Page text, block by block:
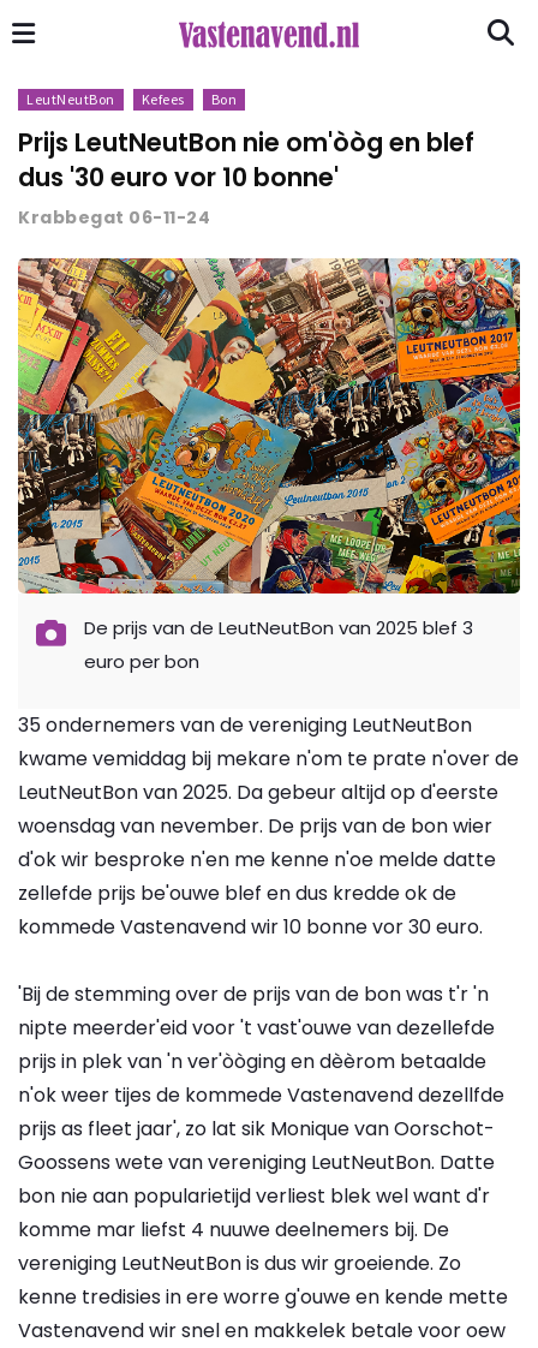
LeutNeutBon Kefees Bon
Prijs LeutNeutBon nie om'òòg en blef
dus '30 euro vor 10 bonne'
Krabbegat 06-11-24
De prijs van de LeutNeutBon van 2025 blef 3
euro per bon
35 ondernemers van de vereniging LeutNeutBon
kwame vemiddag bij mekare n'om te prate n'over de
LeutNeutBon van 2025. Da gebeur altijd op d'eerste
woensdag van nevember. De prijs van de bon wier
d'ok wir besproke n'en me kenne n'oe melde datte
zellefde prijs be'ouwe blef en dus kredde ok de
kommede Vastenavend wir 10 bonne vor 30 euro.
'Bij de stemming over de prijs van de bon was t'r 'n
nipte meerder'eid voor 't vast'ouwe van dezellefde
prijs in plek van 'n ver'òòging en dèèrom betaalde
n'ok weer tijes de kommede Vastenavend dezellfde
prijs as fleet jaar', zo lat sik Monique van Oorschot-
Goossens wete van vereniging LeutNeutBon. Datte
bon nie aan popularietijd verliest blek wel want d'r
komme mar liefst 4 nuuwe deelnemers bij. De
vereniging LeutNeutBon is dus wir groeiende. Zo
kenne tredisies in ere worre g'ouwe en kende mette
Vastenavend wir snel en makkelek betale voor oew